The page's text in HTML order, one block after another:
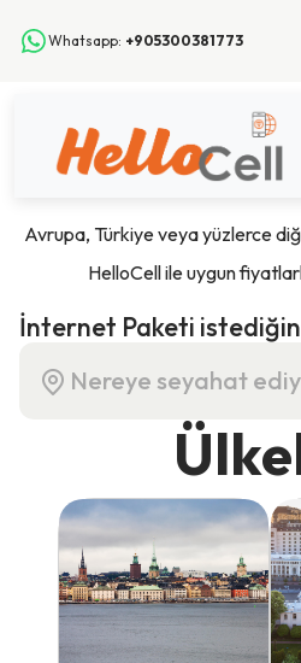
Whatsapp: +905300381773
Avrupa, Türkiye veya yüzlerce
HelloCell ile uygun
İnternet Paketi